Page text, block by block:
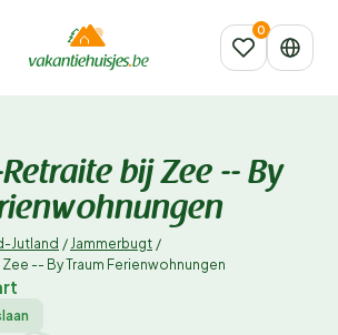
bij Zee -- By
Jutland / Jammerbugt /
-- By Traum Ferienwohnungen